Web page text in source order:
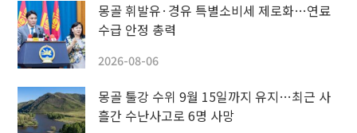
몽골 휘발유·경유 특별소비세 제로화…연료
수급 안정 총력
2026-08-06
몽골 툴강 수위 9월 15일까지 유지…최근 사
흘간 수난사고로 6명 사망